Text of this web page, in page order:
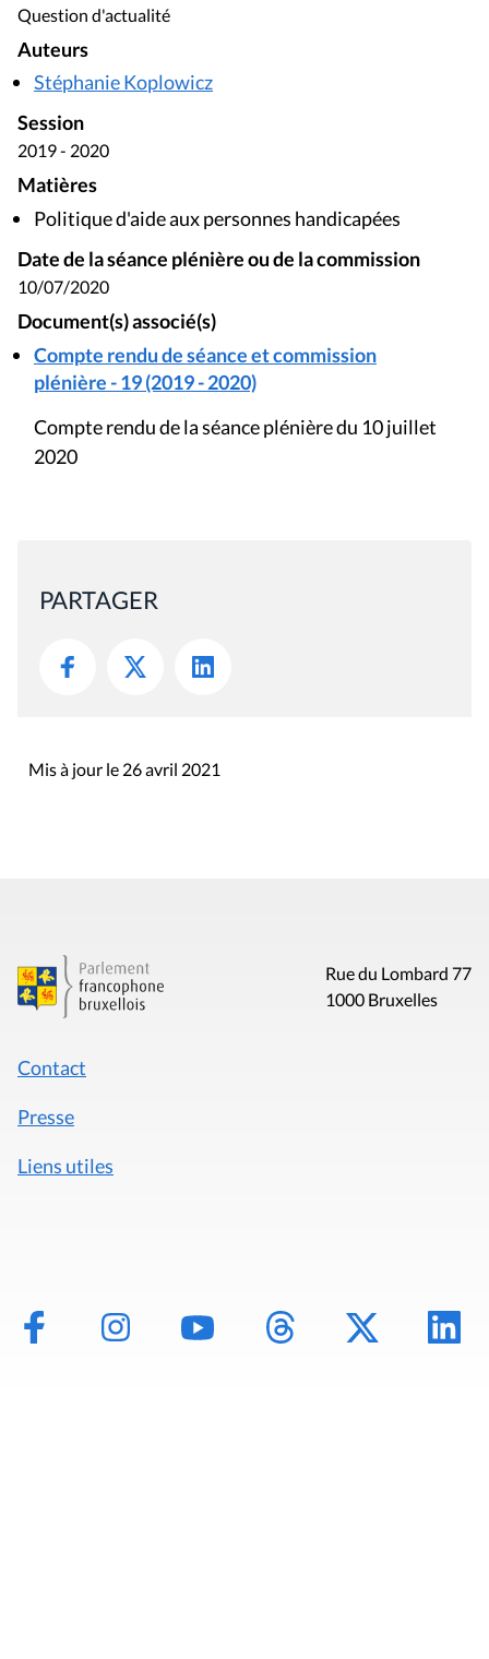
Question d'actualité
Auteurs
Stéphanie Koplowicz
Session
2019 - 2020
Matières
Politique d'aide aux personnes handicapées
Date de la séance plénière ou de la commission
10/07/2020
Document(s) associé(s)
Compte rendu de séance et commission
plénière - 19 (2019 - 2020)
Compte rendu de la séance plénière du 10 juillet
2020
PARTAGER
Mis à jour le 26 avril 2021
Rue du Lombard 77
1000 Bruxelles
Contact
Presse
Liens utiles